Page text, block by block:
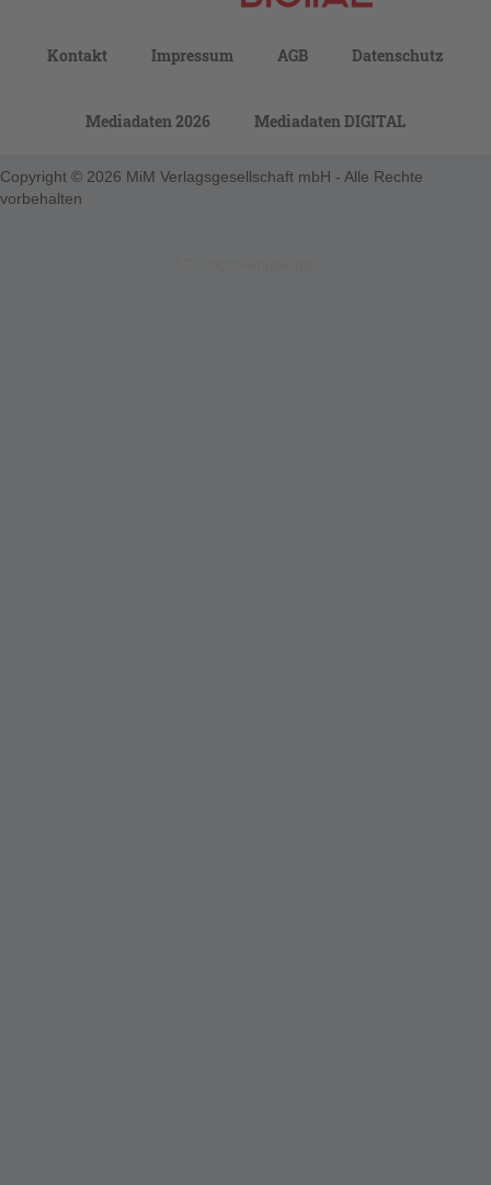
Kontakt Impressum AGB Datenschutz
Mediadaten 2026 Mediadaten DIGITAL
Copyright © 2026 MiM Verlagsgesellschaft mbH - Alle Rechte
vorbehalten